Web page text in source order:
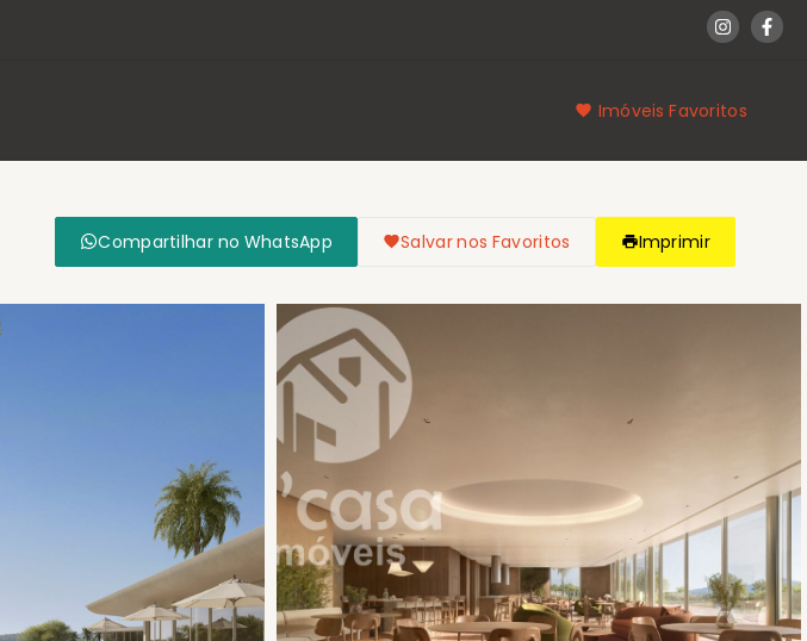
Imóveis Favoritos
Compartilhar no WhatsApp Salvar nos Favoritos Imprimir